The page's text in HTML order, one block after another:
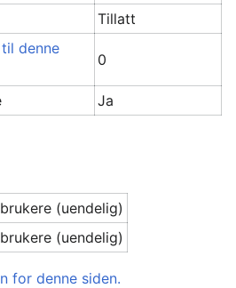
Tillatt
denne
0
Ja
(uendelig)
(uendelig)
for denne siden.